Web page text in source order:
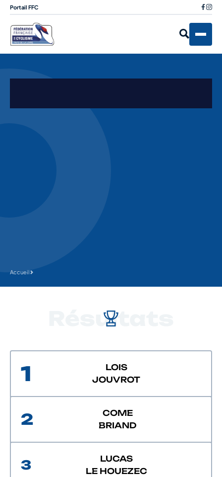
Portail FFC
Accueil
Résultats
1
LOIS
JOUVROT
2
COME
BRIAND
3
LUCAS
LE HOUEZEC